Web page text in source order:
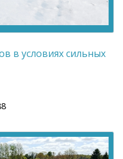
в условиях сильных